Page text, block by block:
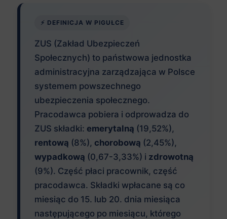
⚡ DEFINICJA W PIGUŁCE
ZUS (Zakład Ubezpieczeń
Społecznych) to państwowa jednostka
administracyjna zarządzająca w Polsce
systemem powszechnego
ubezpieczenia społecznego.
Pracodawca pobiera i odprowadza do
ZUS składki: emerytalną (19,52%),
rentową (8%), chorobową (2,45%),
wypadkową (0,67-3,33%) i zdrowotną
(9%). Część płaci pracownik, część
pracodawca. Składki wpłacane są co
miesiąc do 15. lub 20. dnia miesiąca
następującego po miesiącu, którego